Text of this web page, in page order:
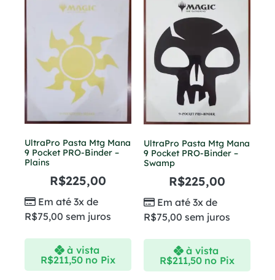
UltraPro Pasta Mtg Mana
9 Pocket PRO-Binder –
Plains
R$225,00
Em até 3x de
R$75,00 sem juros
à vista
R$211,50 no Pix
UltraPro Pasta Mtg Mana
9 Pocket PRO-Binder –
Swamp
R$225,00
Em até 3x de
R$75,00 sem juros
à vista
R$211,50 no Pix